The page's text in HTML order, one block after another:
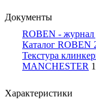
Документы
ROBEN - журнал
Каталог ROBEN
Текстура
MANCHESTER
Характеристики